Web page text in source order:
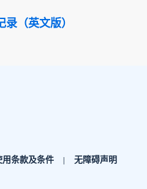
（英文版）
用条款及条件 无障碍声明